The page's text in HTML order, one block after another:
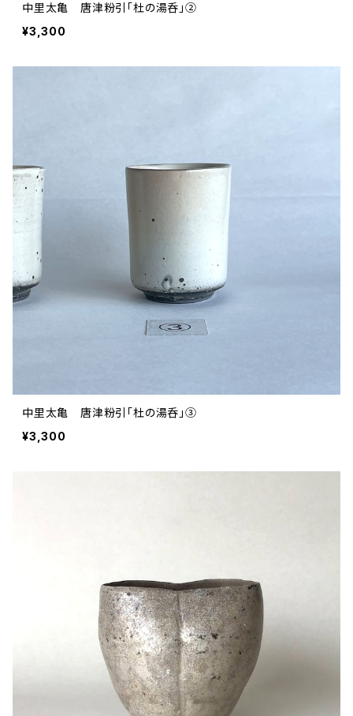
中里太亀 唐津粉引「杜の湯呑」②
¥3,300
中里太亀 唐津粉引「杜の湯呑」③
¥3,300